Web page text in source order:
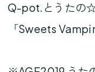
Q-pot.とうたの☆
「Sweets